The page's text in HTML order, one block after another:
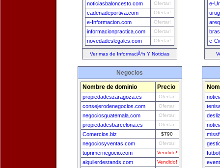
noticiasbaloncesto.com Ofertar!
cadenadeportiva.com Ofertar!
e-Informacion.com Ofertar!
informacionpractica.com Ofertar!
novedadeslegales.com Ofertar!
Ver mas de InformaciÃ³n Y Noticias
e-
e-
Negocios
Nombre de dominio Precio
propiedadeszaragoza.es Ofertar!
consejerodenegocios.com Ofertar!
negociosguatemala.com Ofertar!
propiedadesbarcelona.es Ofertar!
Comercios.biz $790
negociosyventas.com Ofertar!
tuprimernegocio.com Vendido!
alquilerdestands.com Vendido!